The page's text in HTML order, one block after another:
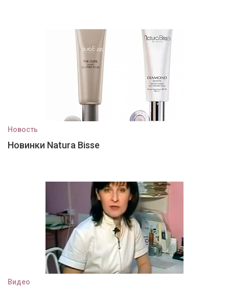
Новость
Новинки Natura Bisse
Видео